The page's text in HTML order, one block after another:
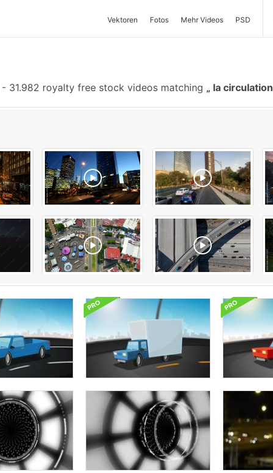
Vektoren Fotos Mehr Videos PSD
- 31.982 royalty free stock videos matching la